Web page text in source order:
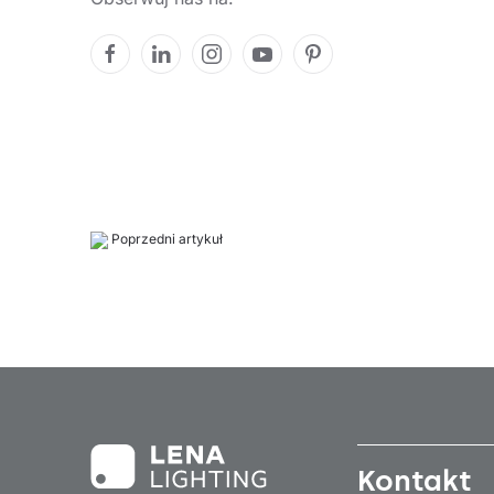
Poprzedni artykuł
Kontakt